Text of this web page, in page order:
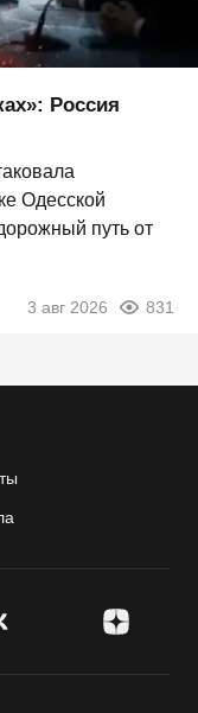
Россия
Одесской
путь от
3 авг 2026 831